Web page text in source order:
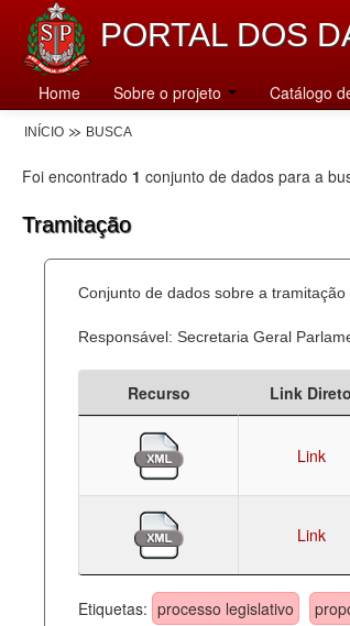
PORTAL DOS
Home Sobre o projeto Catálogo
INÍCIO BUSCA
Foi encontrado 1 conjunto de dados para a
Tramitação
Conjunto de dados sobre a
Responsável: Secretaria Geral
Recurso Link Direto
Link
Link
Etiquetas: processo legislativo